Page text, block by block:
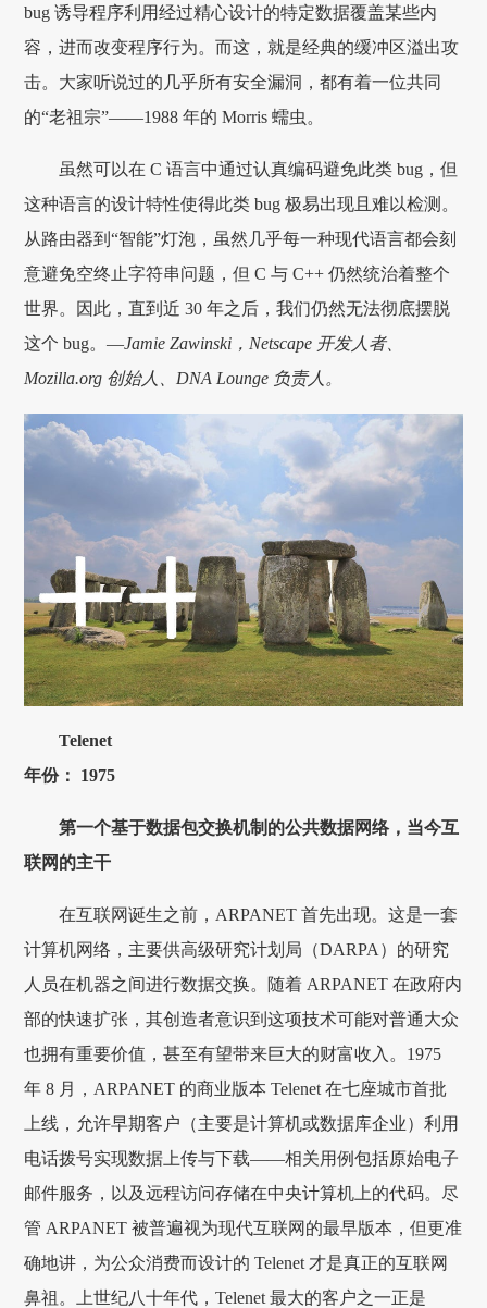
bug 诱导程序利用经过精心设计的特定数据覆盖某些内
容，进而改变程序行为。而这，就是经典的缓冲区溢出攻
击。大家听说过的几乎所有安全漏洞，都有着一位共同
的“老祖宗”——1988 年的 Morris 蠕虫。
虽然可以在 C 语言中通过认真编码避免此类 bug，但
这种语言的设计特性使得此类 bug 极易出现且难以检测。
从路由器到“智能”灯泡，虽然几乎每一种现代语言都会刻
意避免空终止字符串问题，但 C 与 C++ 仍然统治着整个
世界。因此，直到近 30 年之后，我们仍然无法彻底摆脱
这个 bug。—Jamie Zawinski，Netscape 开发人者、
Mozilla.org 创始人、DNA Lounge 负责人。
Telenet
年份： 1975
第一个基于数据包交换机制的公共数据网络，当今互
联网的主干
在互联网诞生之前，ARPANET 首先出现。这是一套
计算机网络，主要供高级研究计划局（DARPA）的研究
人员在机器之间进行数据交换。随着 ARPANET 在政府内
部的快速扩张，其创造者意识到这项技术可能对普通大众
也拥有重要价值，甚至有望带来巨大的财富收入。1975
年 8 月，ARPANET 的商业版本 Telenet 在七座城市首批
上线，允许早期客户（主要是计算机或数据库企业）利用
电话拨号实现数据上传与下载——相关用例包括原始电子
邮件服务，以及远程访问存储在中央计算机上的代码。尽
管 ARPANET 被普遍视为现代互联网的最早版本，但更准
确地讲，为公众消费而设计的 Telenet 才是真正的互联网
鼻祖。上世纪八十年代，Telenet 最大的客户之一正是